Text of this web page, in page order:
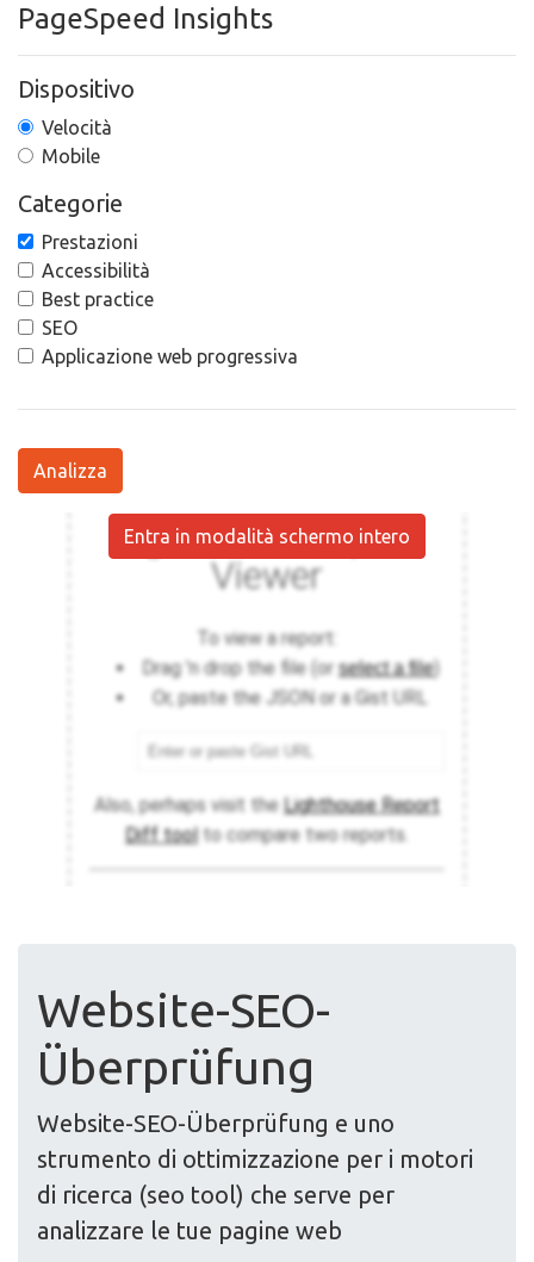
PageSpeed Insights
Dispositivo
Velocità
Mobile
Categorie
Prestazioni
Accessibilità
Best practice
SEO
Applicazione web progressiva
Analizza
Entra in modalità schermo intero
Website-SEO-
Überprüfung
Website-SEO-Überprüfung e uno
strumento di ottimizzazione per i motori
di ricerca (seo tool) che serve per
analizzare le tue pagine web